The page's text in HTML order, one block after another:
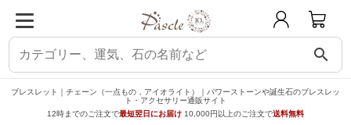
search
ブレスレット｜チェーン（一点もの，アイオライト）｜パワーストーンや誕生石のブレスレッ
ト・アクセサリー通販サイト
12時までのご注文で最短翌日にお届け 10,000円以上のご注文で送料無料